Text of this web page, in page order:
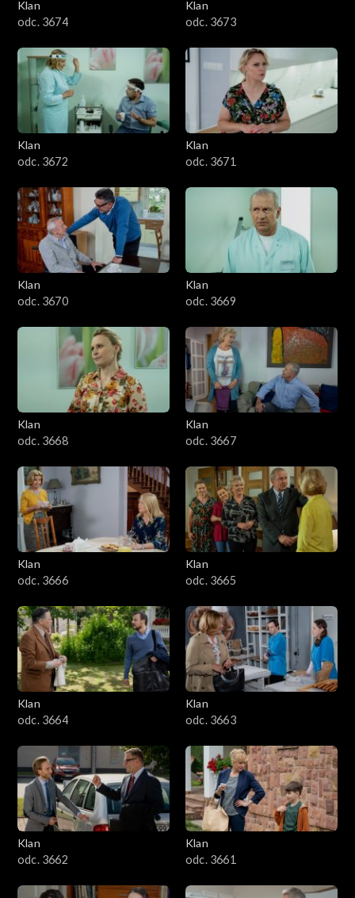
Klan
odc. 3674
Klan
odc. 3673
Klan
odc. 3672
Klan
odc. 3671
Klan
odc. 3670
Klan
odc. 3669
Klan
odc. 3668
Klan
odc. 3667
Klan
odc. 3666
Klan
odc. 3665
Klan
odc. 3664
Klan
odc. 3663
Klan
odc. 3662
Klan
odc. 3661